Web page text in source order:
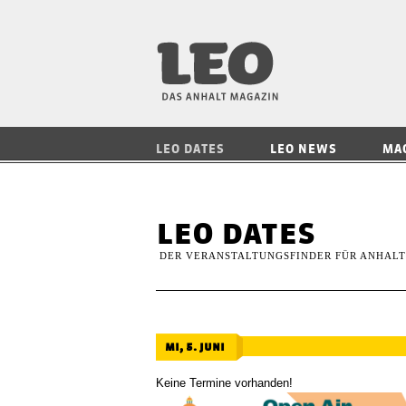
LEO DATES LEO NEWS
leo dates
DER VERANSTALTUNGSFINDER FÜR ANHALT
mi, 5. juni
Keine Termine vorhanden!